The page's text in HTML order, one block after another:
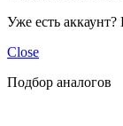
Уже есть аккаунт?
Close
Подбор аналогов